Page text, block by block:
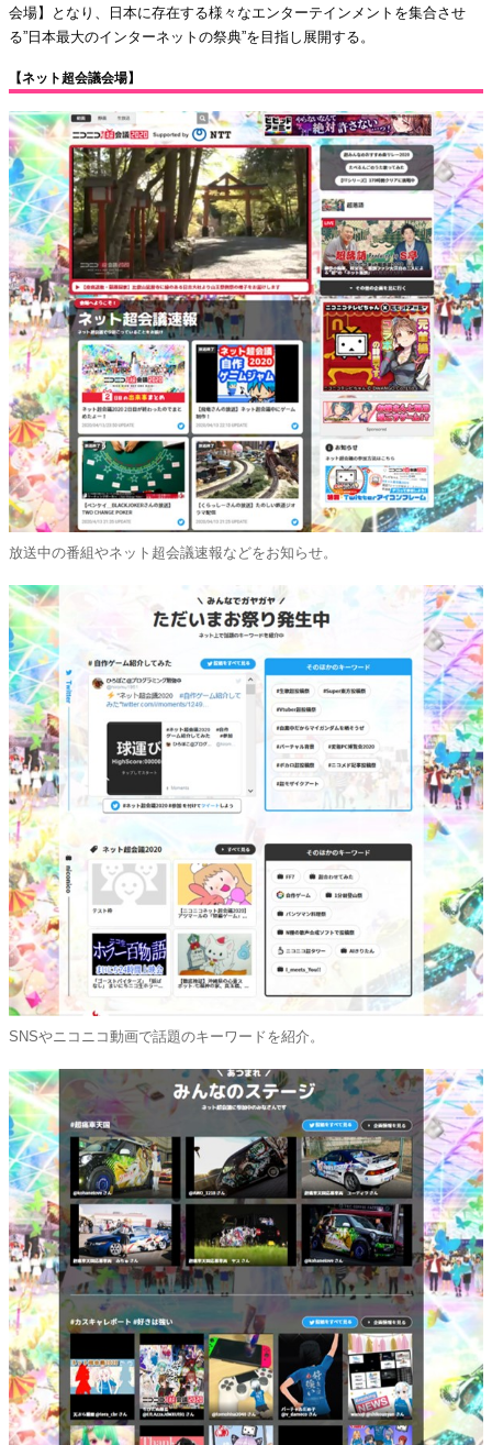
会場】となり、日本に存在する様々なエンターテインメントを集合させ
る”日本最大のインターネットの祭典”を目指し展開する。
【ネット超会議会場】
放送中の番組やネット超会議速報などをお知らせ。
SNSやニコニコ動画で話題のキーワードを紹介。